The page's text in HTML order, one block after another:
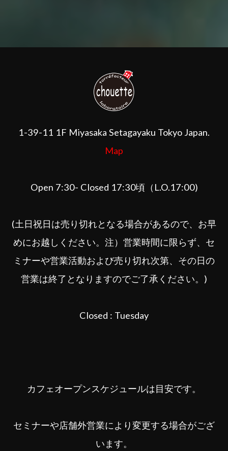
1-39-11 1F Miyasaka Setagayaku Tokyo Japan.
Map
Open 7:30- Closed 17:30頃（L.O.17:00)
(土日祝日は売り切れとなる場合があるので、お早
めにお越しください。注）営業時間に限らず、セ
ミナーや営業活動および売り切れ次第、その日の
営業は終了となりますのでご了承ください。)
Closed : Tuesday
カフェオープンスケジュールは目安です。
セミナーや店舗外営業により変更する場合がござ
います。